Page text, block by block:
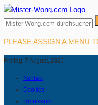
PLEASE ASSIGN A MENU
Freitag, 7 August, 2026
Kontakt
Cookies
Impressum